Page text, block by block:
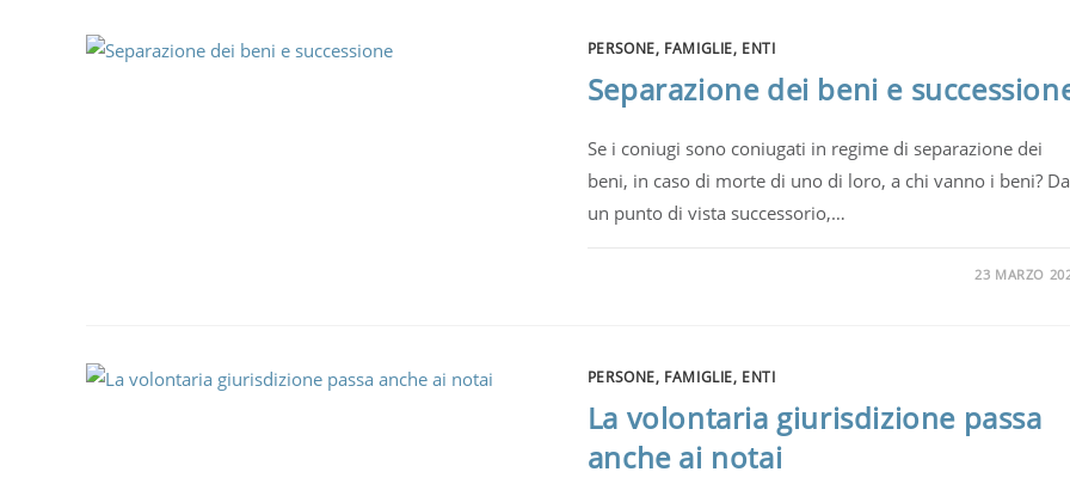
PERSONE, FAMIGLIE, ENTI
Separazione dei beni e
Se i coniugi sono coniugati in regime di separazione dei
beni, in caso di morte di uno di loro, a chi vanno i beni? Da
un punto di vista successorio,…
23 MARZO
PERSONE, FAMIGLIE, ENTI
La volontaria giurisdizione passa
anche ai notai